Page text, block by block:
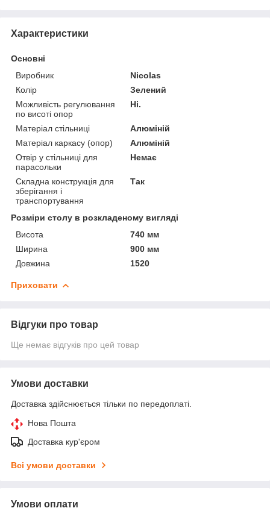
Характеристики
Основні
Виробник
Nicolas
Колір
Зелений
Можливість регулювання
по висоті опор
Ні.
Матеріал стільниці
Алюміній
Матеріал каркасу (опор)
Алюміній
Отвір у стільниці для
парасольки
Немає
Складна конструкція для
зберігання і
транспортування
Так
Розміри столу в розкладеному вигляді
Висота
740 мм
Ширина
900 мм
Довжина
1520
Приховати
Відгуки про товар
Ще немає відгуків про цей товар
Умови доставки
Доставка здійснюється тільки по передоплаті.
Нова Пошта
Доставка кур'єром
Всі умови доставки
Умови оплати